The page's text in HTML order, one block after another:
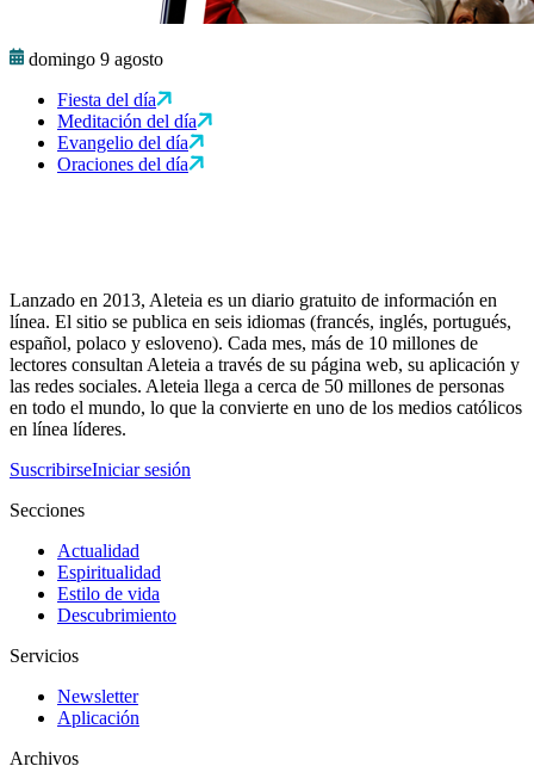
domingo 9 agosto
Fiesta del día
Meditación del día
Evangelio del día
Oraciones del día
Lanzado en 2013, Aleteia es un diario gratuito de información en
línea. El sitio se publica en seis idiomas (francés, inglés, portugués,
español, polaco y esloveno). Cada mes, más de 10 millones de
lectores consultan Aleteia a través de su página web, su aplicación y
las redes sociales. Aleteia llega a cerca de 50 millones de personas
en todo el mundo, lo que la convierte en uno de los medios católicos
en línea líderes.
SuscribirseIniciar sesión
Secciones
Actualidad
Espiritualidad
Estilo de vida
Descubrimiento
Servicios
Newsletter
Aplicación
Archivos